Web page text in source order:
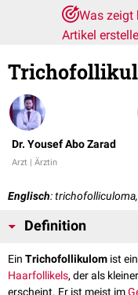
Was zeigt
Artikel
Dr. Yousef Abo Zarad
Arzt | Ärztin
Englisch:
Definition
Ein Trichofollikulom ist
Haarfollikels, der als
erscheint. Er ist meist im